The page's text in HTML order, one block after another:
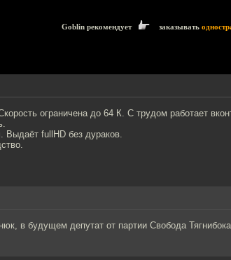
Goblin рекомендует заказывать
ограничена до 64 К. С трудом работает
Выдаëт fullHD без дураков.
в будущем депутат от партии Свобода Тягнибока